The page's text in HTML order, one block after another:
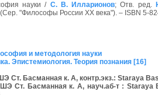
науки / С. В. Илларионов; Отв. ред.
"Философы России XX века"). – ISBN 5-
и методология науки
Эпистемиология. Теория познания [16]
Ст. Басманная к. А, контр.экз.: Staraya
Ст. Басманная к. А, науч.аб-т : Staraya